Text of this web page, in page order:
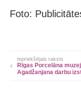
Foto:
Iepriekšējais raksts
Rīgas Porcelāna
Agadžanjana darbu